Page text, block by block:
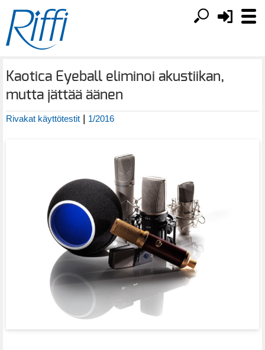
Kaotica Eyeball eliminoi akustiikan,
mutta jättää äänen
Rivakat käyttötestit | 1/2016